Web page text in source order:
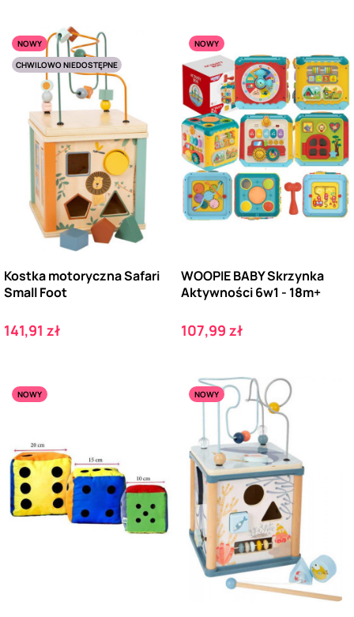
NOWY
CHWILOWO NIEDOSTĘPNE
Kostka motoryczna Safari
Small Foot
Cena
141,91 zł
NOWY
WOOPIE BABY Skrzynka
Aktywności 6w1 - 18m+
Cena
107,99 zł
NOWY NOWY